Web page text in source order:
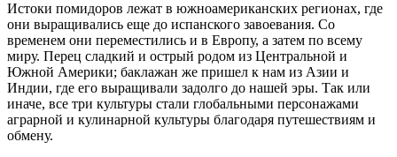
Истоки помидоров лежат в южноамериканских регионах, где
они выращивались еще до испанского завоевания. Со
временем они переместились и в Европу, а затем по всему
миру. Перец сладкий и острый родом из Центральной и
Южной Америки; баклажан же пришел к нам из Азии и
Индии, где его выращивали задолго до нашей эры. Так или
иначе, все три культуры стали глобальными персонажами
аграрной и кулинарной культуры благодаря путешествиям и
обмену.